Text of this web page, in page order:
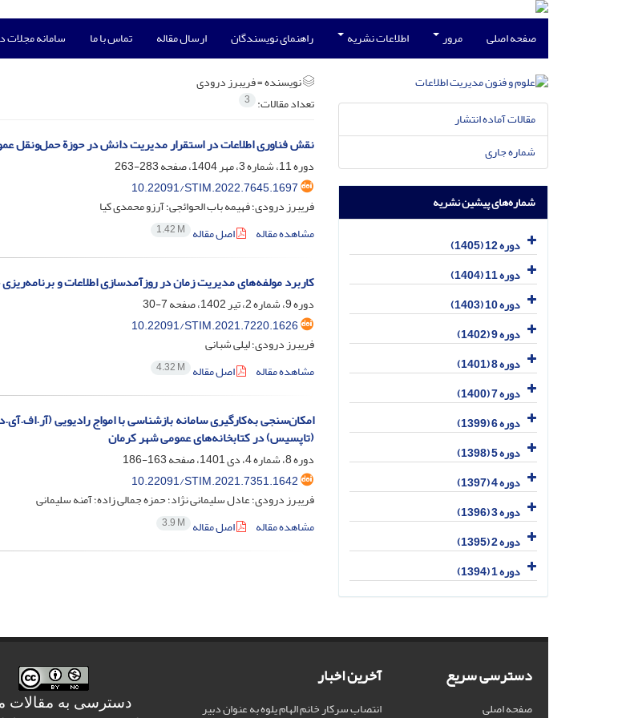
صفحه اصلی مرور اطلاعات نشریه راهنمای نویسندگان ارسال مقاله تماس با ما سامانه مجلات
نویسنده =فریبرز درودی
تعداد مقالات: 3
نقش فناوری اطلاعات در استقرار مدیریت دانش در حوزة حمل‌ونقل
دوره 11، شماره 3، مهر 1404، صفحه
283-263
10.22091/STIM.2022.7645.1697
فریبرز درودی؛ فهیمه باب الحوائجی؛ آرزو محمدی کیا
مشاهده مقاله
اصل مقاله 1.42 M
کاربرد مولفه‌های مدیریت زمان در روزآمدسازی اطلاعات و
دوره 9، شماره 2، تیر 1402، صفحه
7-30
10.22091/STIM.2021.7220.1626
فریبرز درودی؛ لیلی شبانی
مشاهده مقاله
اصل مقاله 4.32 M
امکان‌سنجی به‌کارگیری سامانه بازشناسی با امواج رادیویی
(تاپسیس) در کتابخانه‌های عمومی شهر کرمان
دوره 8، شماره 4، دی 1401، صفحه
163-186
10.22091/STIM.2021.7351.1642
فریبرز درودی؛ عادل سلیمانی نژاد؛ حمزه جمالی زاده؛ آمنه سلیمانی
مشاهده مقاله
اصل مقاله 3.9 M
مقالات آماده انتشار
شماره جاری
شماره‌های پیشین نشریه
دوره 12 (1405)
دوره 11 (1404)
دوره 10 (1403)
دوره 9 (1402)
دوره 8 (1401)
دوره 7 (1400)
دوره 6 (1399)
دوره 5 (1398)
دوره 4 (1397)
دوره 3 (1396)
دوره 2 (1395)
دوره 1 (1394)
دسترسی سریع
صفحه اصلی
آخرین اخبار
انتصاب سرکار خانم الهام یلوه به عنوان دبیر
دسترسی به مقالات